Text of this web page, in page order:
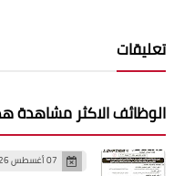
تعليقات
الوظائف الاكثر مشاهدة
07 أغسطس 2026